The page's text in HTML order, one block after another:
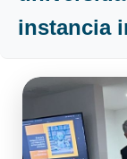
instancia